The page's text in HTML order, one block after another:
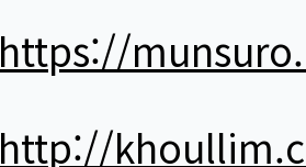
https://
http://